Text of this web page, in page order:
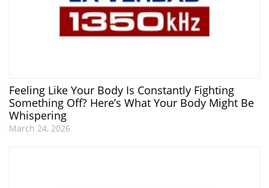
Feeling Like Your Body Is Constantly Fighting
Something Off? Here’s What Your Body Might Be
Whispering
March 24, 2026